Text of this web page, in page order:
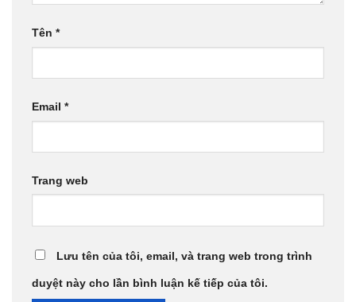
Tên *
Email *
Trang web
Lưu tên của tôi, email, và trang web trong trình
duyệt này cho lần bình luận kế tiếp của tôi.